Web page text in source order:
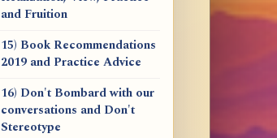
and Fruition
15) Book Recommendations
2019 and Practice Advice
16) Don't Bombard with our
conversations and Don't
Stereotype